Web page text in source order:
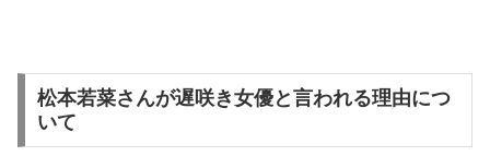
松本若菜さんが遅咲き女優と言われる理由につ
いて